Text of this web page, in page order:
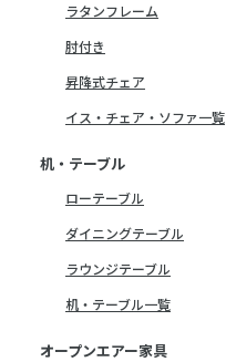
ラタンフレーム
肘付き
昇降式チェア
イス・チェア・ソファ一覧
机・テーブル
ローテーブル
ダイニングテーブル
ラウンジテーブル
机・テーブル一覧
オープンエアー家具